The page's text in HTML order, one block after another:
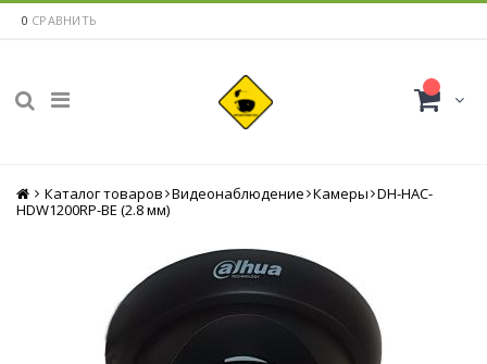
0 СРАВНИТЬ
Главная
Каталог товаров Видеонаблюдение Камеры DH-HAC-
HDW1200RP-BE (2.8 мм)